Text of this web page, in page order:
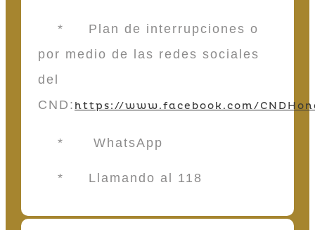
* Plan de interrupciones o
por medio de las redes sociales
del
CND: https://www.facebook.com/
* WhatsApp
* Llamando al 118